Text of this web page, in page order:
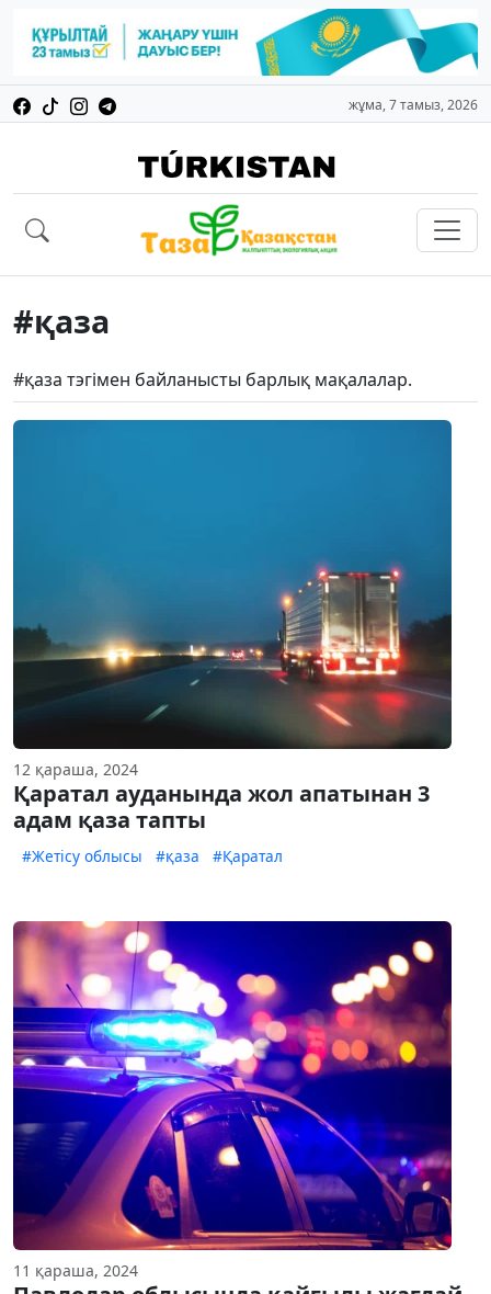
жұма, 7 тамыз, 2026
#қаза
#қаза тэгімен байланысты барлық мақалалар.
12 қараша, 2024
Қаратал ауданында жол апатынан 3
адам қаза тапты
#Жетісу облысы #қаза #Қаратал
11 қараша, 2024